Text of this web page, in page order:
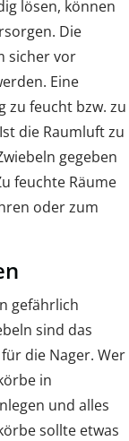
lösen, können
Die
sicher vor
Eine
zu feucht bzw. zu
die Raumluft zu
gegeben
feuchte Räume
oder zum
gefährlich
sind das
die Nager. Wer
in
und alles
sollte etwas